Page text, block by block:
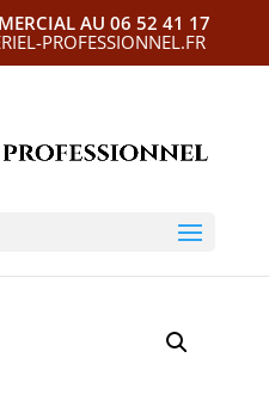
AU 06 52 41 17
PROFESSIONNEL.FR